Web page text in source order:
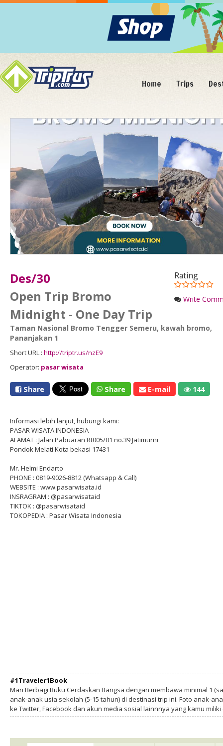
Home Trips
Rating
Write
Des/30
Open Trip Bromo
Midnight - One Day Trip
Taman Nasional Bromo Tengger Semeru, kawah bromo,
Pananjakan 1
Short URL : http://triptr.us/nzE9
Operator: pasar wisata
Share Share E-mail 144
Informasi lebih lanjut, hubungi kami:
PASAR WISATA INDONESIA
ALAMAT : Jalan Pabuaran Rt005/01 no.39 Jatimurni
Pondok Melati Kota bekasi 17431
Mr. Helmi Endarto
PHONE : 0819-9026-8812 (Whatsapp & Call)
WEBSITE : www.pasarwisata.id
INSRAGRAM : @pasarwisataid
TIKTOK : @pasarwisataid
TOKOPEDIA : Pasar Wisata Indonesia
#1Traveler1Book
Mari Berbagi Buku Cerdaskan Bangsa dengan membawa minimal 1
anak-anak usia sekolah (5-15 tahun) di destinasi trip ini. Foto anak-
ke Twitter, Facebook dan akun media sosial lainnnya yang kamu